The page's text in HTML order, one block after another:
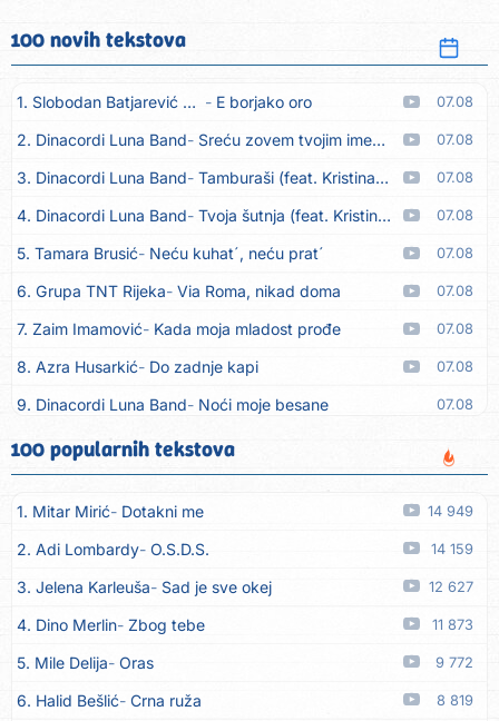
100 novih tekstova
1. Slobodan Batjarević Čobe E borjako oro 07.08
2. Dinacordi Luna Band Sreću zovem tvojim imenom (feat. Kristina Smetko) 07.08
3. Dinacordi Luna Band Tamburaši (feat. Kristina Smetko) 07.08
4. Dinacordi Luna Band Tvoja šutnja (feat. Kristina Smetko) 07.08
5. Tamara Brusić Neću kuhat´, neću prat´ 07.08
6. Grupa TNT Rijeka Via Roma, nikad doma 07.08
7. Zaim Imamović Kada moja mladost prođe 07.08
8. Azra Husarkić Do zadnje kapi 07.08
9. Dinacordi Luna Band Noći moje besane 07.08
10. Pet za 5 Pozdravi mi Stubicu
11. Dinacordi Luna Band Anđeo moj 07.08
12. Vesna Kartuš Vrati se 07.08
13. Severina Pozovi me ti (Anksiozna) 06.08
14. Fidellio Summer Time 06.08
15. Tereza Kesovija Volim te 06.08
16. Ruswaj Sada znam, to je ljubav 06.08
17. Nemanja Panić Daj mu sve što si dala meni 06.08
100 popularnih tekstova
1. Mitar Mirić Dotakni me 14 949
2. Adi Lombardy O.S.D.S. 14 159
3. Jelena Karleuša Sad je sve okej 12 627
4. Dino Merlin Zbog tebe 11 873
5. Mile Delija Oras 9 772
6. Halid Bešlić Crna ruža 8 819